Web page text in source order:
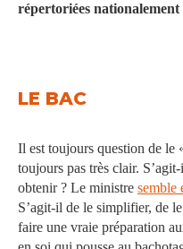
répertoriées nationalement
LE BAC
Il est toujours question de le
toujours pas très clair.
obtenir ? Le ministre semble
S’agit-il de le simplifier, de
faire une vraie préparation